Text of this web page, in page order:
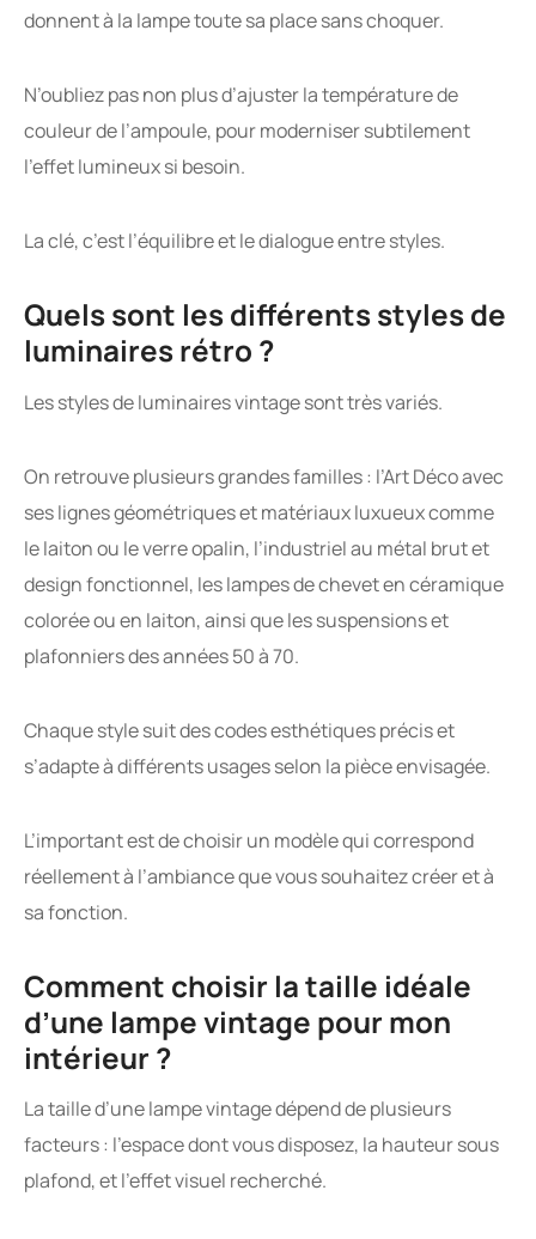
donnent à la lampe toute sa place sans choquer.
N’oubliez pas non plus d’ajuster la température de
couleur de l’ampoule, pour moderniser subtilement
l’effet lumineux si besoin.
La clé, c’est l’équilibre et le dialogue entre styles.
Quels sont les différents styles de
luminaires rétro ?
Les styles de luminaires vintage sont très variés.
On retrouve plusieurs grandes familles : l’Art Déco avec
ses lignes géométriques et matériaux luxueux comme
le laiton ou le verre opalin, l’industriel au métal brut et
design fonctionnel, les lampes de chevet en céramique
colorée ou en laiton, ainsi que les suspensions et
plafonniers des années 50 à 70.
Chaque style suit des codes esthétiques précis et
s’adapte à différents usages selon la pièce envisagée.
L’important est de choisir un modèle qui correspond
réellement à l’ambiance que vous souhaitez créer et à
sa fonction.
Comment choisir la taille idéale
d’une lampe vintage pour mon
intérieur ?
La taille d’une lampe vintage dépend de plusieurs
facteurs : l’espace dont vous disposez, la hauteur sous
plafond, et l’effet visuel recherché.